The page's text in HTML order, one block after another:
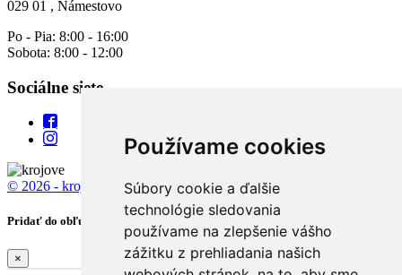
Používame cookies
Súbory cookie a ďalšie
technológie sledovania
používame na zlepšenie vášho
zážitku z prehliadania našich
029 01 , Námestovo
Po - Pia: 8:00 - 16:00
Sobota: 8:00 - 12:00
Sociálne siete
© 2026 - krojove.sk All rights reserved.
Pridať do obľúbených
×